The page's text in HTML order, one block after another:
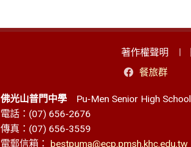
著作權聲明
餐旅群
佛光山普門中學Pu-Men Senior High School
電話：(07) 656-2676
傳真：(07) 656-3559
電郵信箱： bestpuma@ecp.pmsh.khc.edu.tw